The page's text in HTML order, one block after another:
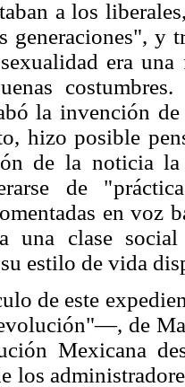
a los
generaciones", y
era
la invención
hizo posible
de la noticia
de
en voz
una clase social
estilo de vida
de este
de
Mexicana
los